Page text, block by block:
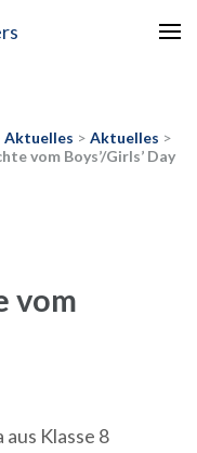
Aktuelles > Aktuelles >
vom Boys’/Girls’ Day
vom
Klasse 8